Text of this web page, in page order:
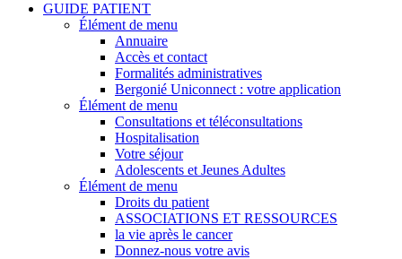
GUIDE PATIENT
Élément de menu
Annuaire
Accès et contact
Formalités administratives
Bergonié Uniconnect : votre application
Élément de menu
Consultations et téléconsultations
Hospitalisation
Votre séjour
Adolescents et Jeunes Adultes
Élément de menu
Droits du patient
ASSOCIATIONS ET RESSOURCES
la vie après le cancer
Donnez-nous votre avis